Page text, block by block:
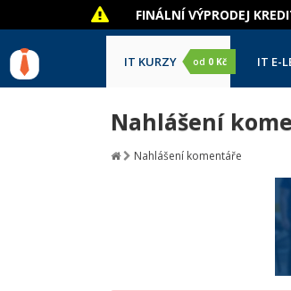
FINÁLNÍ VÝPRODEJ
IT KURZY od 0 Kč IT E-
Nahlášení
Nahlášení komentáře